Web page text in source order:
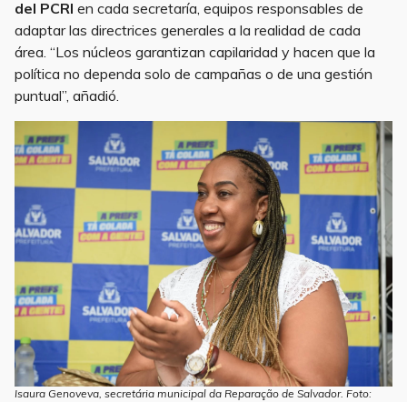
del PCRI en cada secretaría, equipos responsables de
adaptar las directrices generales a la realidad de cada
área. “Los núcleos garantizan capilaridad y hacen que la
política no dependa solo de campañas o de una gestión
puntual”, añadió.
Isaura Genoveva, secretária municipal da Reparação de Salvador. Foto: